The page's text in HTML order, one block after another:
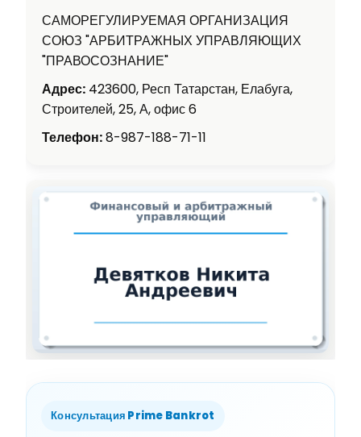
САМОРЕГУЛИРУЕМАЯ ОРГАНИЗАЦИЯ
СОЮЗ "АРБИТРАЖНЫХ УПРАВЛЯЮЩИХ
"ПРАВОСОЗНАНИЕ"
Адрес: 423600, Респ Татарстан, Елабуга,
Строителей, 25, А, офис 6
Телефон:8-987-188-71-11
Консультация Prime Bankrot